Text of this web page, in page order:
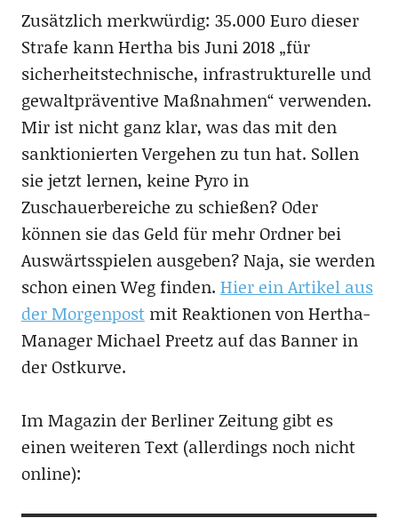
Zusätzlich merkwürdig: 35.000 Euro dieser
Strafe kann Hertha bis Juni 2018 „für
sicherheitstechnische, infrastrukturelle und
gewaltpräventive Maßnahmen“ verwenden.
Mir ist nicht ganz klar, was das mit den
sanktionierten Vergehen zu tun hat. Sollen
sie jetzt lernen, keine Pyro in
Zuschauerbereiche zu schießen? Oder
können sie das Geld für mehr Ordner bei
Auswärtsspielen ausgeben? Naja, sie werden
schon einen Weg finden. Hier ein Artikel aus
der Morgenpostmit Reaktionen von Hertha-
Manager Michael Preetz auf das Banner in
der Ostkurve.
Im Magazin der Berliner Zeitung gibt es
einen weiteren Text (allerdings noch nicht
online):